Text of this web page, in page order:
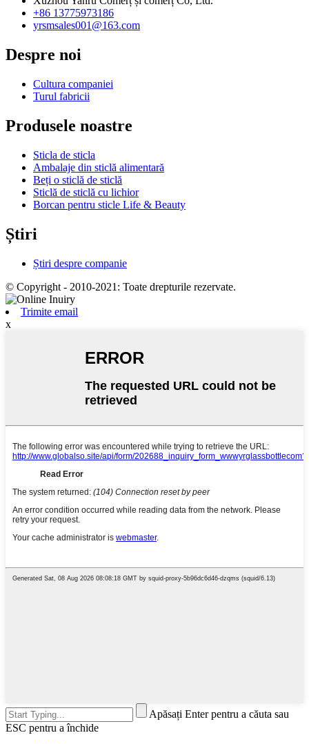
+86 13775973186
yrsmsales001@163.com
Despre noi
Cultura companiei
Turul fabricii
Produsele noastre
Sticla de sticla
Ambalaje din sticlă alimentară
Beți o sticlă de sticlă
Sticlă de sticlă cu lichior
Borcan pentru sticle Life & Beauty
Știri
Știri despre companie
© Copyright - 2010-2021: Toate drepturile rezervate.
Trimite email
x
Apăsați Enter pentru a căuta sau
ESC pentru a închide